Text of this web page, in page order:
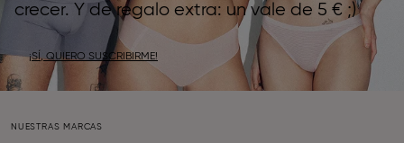
crecer. Y de regalo extra: un vale de 5 € ;)
¡SÍ, QUIERO SUSCRIBIRME!
NUESTRAS MARCAS